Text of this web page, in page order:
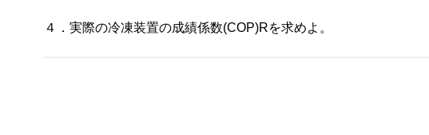
４．実際の冷凍装置の成績係数(COP)Rを求めよ。